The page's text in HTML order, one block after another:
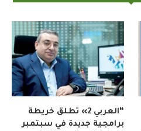
“العربي 2» تطلق خريطة
برامجية جديدة في سبتمبر